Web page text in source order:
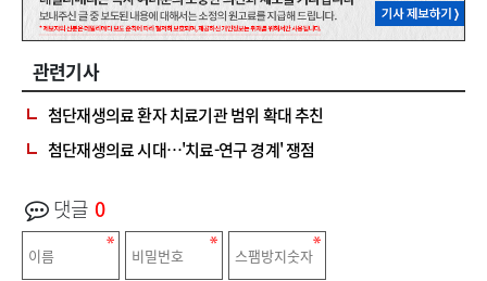
관련기사
첨단재생의료 환자 치료기관 범위 확대 추친
첨단재생의료 시대…'치료-연구 경계' 쟁점
댓글 0